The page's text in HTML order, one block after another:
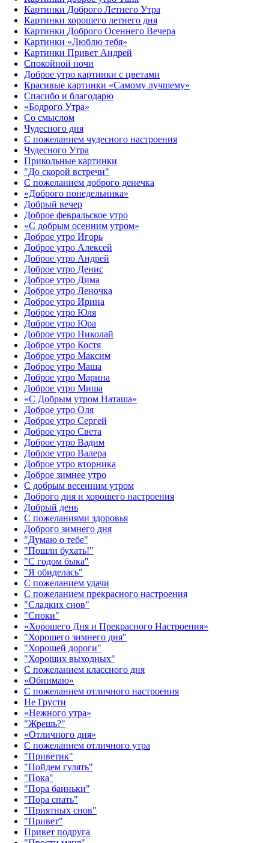
Картинки Доброго Летнего Утра
Картинки хорошего летнего дня
Картинки Доброго Осеннего Вечера
Картинки «Люблю тебя»
Картинки Привет Андрей
Спокойной ночи
Доброе утро картинки с цветами
Красивые картинки «Самому лучшему»
Спасибо и благодарю
«‎Бодрого Утра»‎
Со смыслом
Чудесного дня
С пожеланием чудесного настроения
Чудесного Утра
Прикольные картинки
"До скорой встречи"
С пожеланием доброго денечка
«Доброго понедельника»‎
Добрый вечер
Доброе февральское утро
«С добрым осенним утром»‎
Доброе утро Игорь
Доброе утро Алексей
Доброе утро Андрей
Доброе утро Денис
Доброе утро Дима
Доброе утро Леночка
Доброе утро Ирина
Доброе утро Юля
Доброе утро Юра
Доброе утро Николай
Доброе утро Костя
Доброе утро Максим
Доброе утро Маша
Доброе утро Марина
Доброе утро Миша
«С Добрым утром Наташа»
Доброе утро Оля
Доброе утро Сергей
Доброе утро Света
Доброе утро Вадим
Доброе утро Валера
Доброе утро вторника
Доброе зимнее утро
С добрым весенним утром
Доброго дня и хорошего настроения
Добрый день
С пожеланиями здоровья
Доброго зимнего дня
"Думаю о тебе"
"Пошли бухать!"
"С годом быка"
"Я обиделась"
С пожеланием удачи
С пожеланием прекрасного настроения
"Сладких снов"
"Споки"
«Хорошего Дня и Прекрасного Настроения»
"Хорошего зимнего дня"
"Хорошей дороги"
"Хороших выходных"
С пожеланием классного дня
«Обнимаю»
С пожеланием отличного настроения
Не Грусти
«Нежного утра»‎
"Жрешь?"
«Отличного дня»‎
С пожеланием отличного утра
"Приветик"
"Пойдем гулять"
"Пока"
"Пора баиньки"
"Пора спать"
"Приятных снов"
"Привет"
Привет подруга